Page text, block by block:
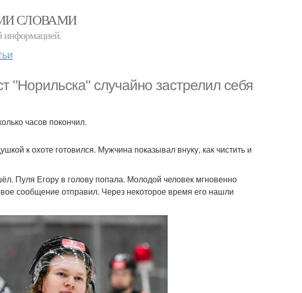
СЛОВАМИ
информацией.
"Норильска" случайно застрелил себя
часов покончил.
к охоте готовился. Мужчина показывал внуку, как чистить и
Пуля Егору в голову попала. Молодой человек мгновенно
сообщение отправил. Через некоторое время его нашли